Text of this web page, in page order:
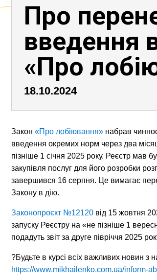
Про
введення
«Про
18.10.2024
Закон«Про лобіювання» набрав
введення окремих норм через два
пізніше 1 січня 2025 року. Реєстр мав
закупівля послуг для його розробки
завершився 16 серпня. Це вимагає
Закону в дію.
Законопроєкт №12120 від 15 жовтня
запуску Реєстру на «не пізніше 1
подадуть звіт за друге півріччя 2025
?Будьте в курсі всіх важливих новин
https://www.mikhailenko.com.ua/inform-